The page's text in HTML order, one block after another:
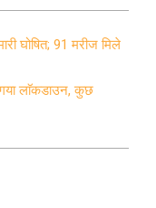
घोषित; 91 मरीज मिले
लाॅकडाउन, कुछ